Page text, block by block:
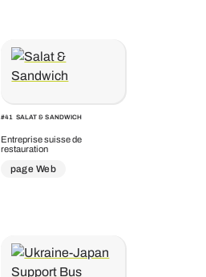
#41 SALAT & SANDWICH
Entreprise suisse de
restauration
page Web